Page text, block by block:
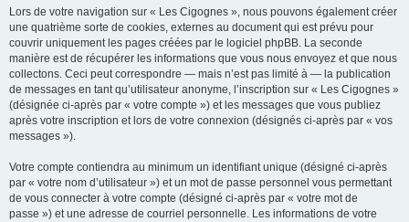
Lors de votre navigation sur « Les Cigognes », nous pouvons également créer
une quatrième sorte de cookies, externes au document qui est prévu pour
couvrir uniquement les pages créées par le logiciel phpBB. La seconde
manière est de récupérer les informations que vous nous envoyez et que nous
collectons. Ceci peut correspondre — mais n’est pas limité à — la publication
de messages en tant qu’utilisateur anonyme, l’inscription sur « Les Cigognes »
(désignée ci-après par « votre compte ») et les messages que vous publiez
après votre inscription et lors de votre connexion (désignés ci-après par « vos
messages »).
Votre compte contiendra au minimum un identifiant unique (désigné ci-après
par « votre nom d’utilisateur ») et un mot de passe personnel vous permettant
de vous connecter à votre compte (désigné ci-après par « votre mot de
passe ») et une adresse de courriel personnelle. Les informations de votre